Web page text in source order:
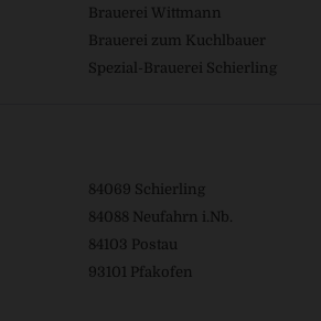
Brauerei Wittmann
Brauerei zum Kuchlbauer
Spezial-Brauerei Schierling
84069 Schierling
84088 Neufahrn i.Nb.
84103 Postau
93101 Pfakofen